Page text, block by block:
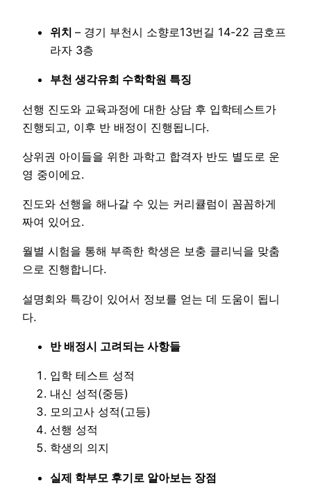
위치 – 경기 부천시 소향로13번길 14-22 금호프
라자 3층
부천 생각유희 수학학원 특징
선행 진도와 교육과정에 대한 상담 후 입학테스트가
진행되고, 이후 반 배정이 진행됩니다.
상위권 아이들을 위한 과학고 합격자 반도 별도로 운
영 중이에요.
진도와 선행을 해나갈 수 있는 커리큘럼이 꼼꼼하게
짜여 있어요.
월별 시험을 통해 부족한 학생은 보충 클리닉을 맞춤
으로 진행합니다.
설명회와 특강이 있어서 정보를 얻는 데 도움이 됩니
다.
반 배정시 고려되는 사항들
입학 테스트 성적
내신 성적(중등)
모의고사 성적(고등)
선행 성적
학생의 의지
실제 학부모 후기로 알아보는 장점